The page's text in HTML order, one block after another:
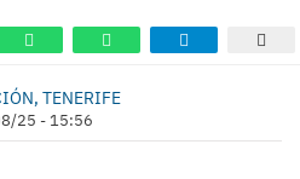
TENERIFE
25 - 15:56